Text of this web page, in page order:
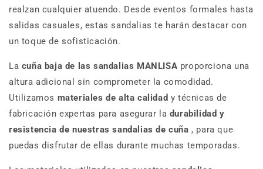
realzan cualquier atuendo. Desde eventos formales hasta
salidas casuales, estas sandalias te harán destacar con
un toque de sofisticación.
La cuña baja de las sandalias MANLISA proporciona una
altura adicional sin comprometer la comodidad.
Utilizamos materiales de alta calidad y técnicas de
fabricación expertas para asegurar la durabilidad y
resistencia de nuestras sandalias de cuña , para que
puedas disfrutar de ellas durante muchas temporadas.